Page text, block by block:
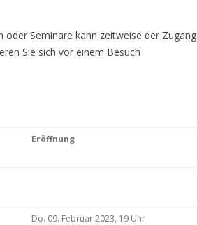
Seminare kann zeitweise der Zugang
Sie sich vor einem Besuch
Eröffnung
Do. 09. Februar 2023, 19 Uhr